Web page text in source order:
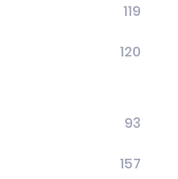
119
120
93
157